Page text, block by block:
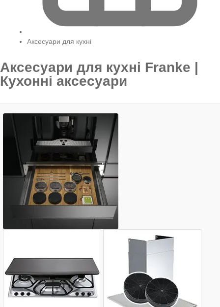
Аксесуари для кухні
Аксесуари для кухні Franke |
Кухонні аксесуари